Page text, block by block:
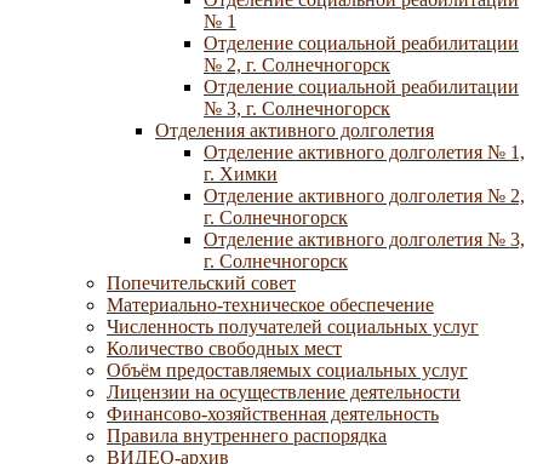
№ 1
Отделение социальной реабилитации
№ 2, г. Солнечногорск
Отделение социальной реабилитации
№ 3, г. Солнечногорск
Отделения активного долголетия
Отделение активного долголетия № 1,
г. Химки
Отделение активного долголетия № 2,
г. Солнечногорск
Отделение активного долголетия № 3,
г. Солнечногорск
Попечительский совет
Материально-техническое обеспечение
Численность получателей социальных услуг
Количество свободных мест
Объём предоставляемых социальных услуг
Лицензии на осуществление деятельности
Финансово-хозяйственная деятельность
Правила внутреннего распорядка
ВИДЕО-архив